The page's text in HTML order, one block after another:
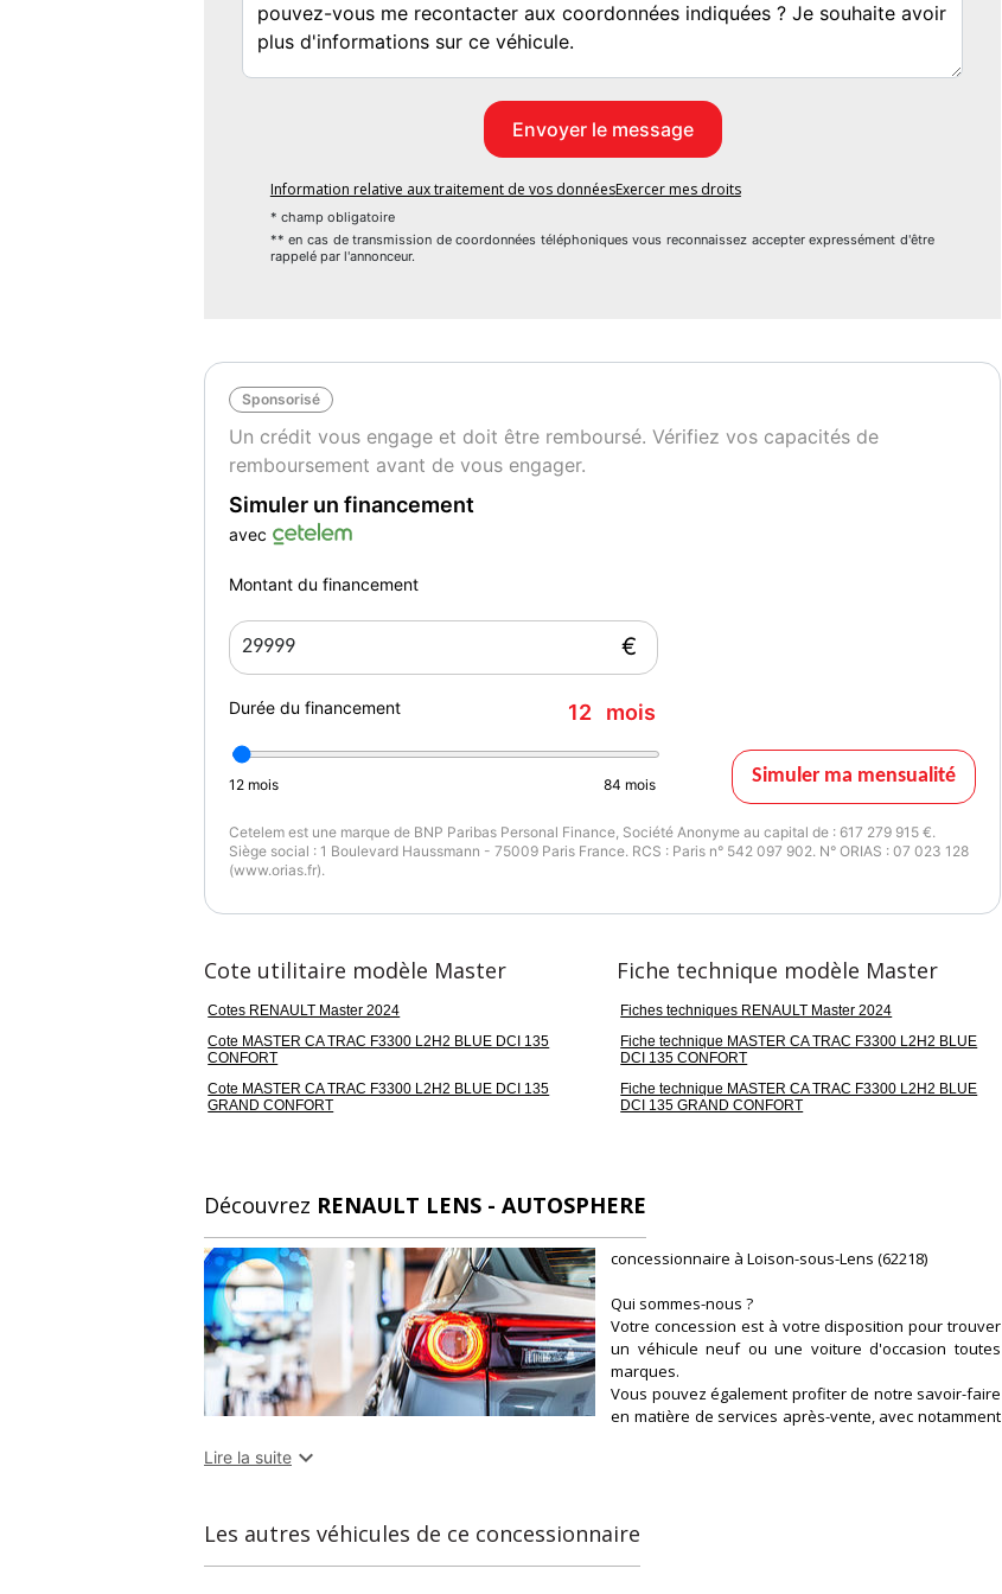
Blanc 2 2 mois
Information relative aux traitement de vos donnéesExercer mes droits
* champ obligatoire
** en cas de transmission de coordonnées téléphoniques vous reconnaissez accepter expressément d'être
rappelé par l'annonceur.
Sponsorisé
Un crédit vous engage et doit être remboursé. Vérifiez vos capacités de
remboursement avant de vous engager.
Simuler un financement
avec
Montant du financement
€
Durée du financement 12 mois
12 mois 84 mois Simuler ma mensualité
Cetelem est une marque de BNP Paribas Personal Finance, Société Anonyme au capital de : 617 279 915 €.
Siège social : 1 Boulevard Haussmann - 75009 Paris France. RCS : Paris n° 542 097 902. N° ORIAS : 07 023 128
(www.orias.fr).
Cote utilitaire modèle Master
Cotes RENAULT Master 2024
Cote MASTER CA TRAC F3300 L2H2 BLUE DCI 135
CONFORT
Cote MASTER CA TRAC F3300 L2H2 BLUE DCI 135
GRAND CONFORT
Fiche technique modèle Master
Fiches techniques RENAULT Master 2024
Fiche technique MASTER CA TRAC F3300 L2H2 BLUE
DCI 135 CONFORT
Fiche technique MASTER CA TRAC F3300 L2H2 BLUE
DCI 135 GRAND CONFORT
Découvrez RENAULT LENS - AUTOSPHERE
concessionnaire à Loison-sous-Lens (62218)
Qui sommes-nous ?
Votre concession est à votre disposition pour trouver
un véhicule neuf ou une voiture d'occasion toutes
marques.
Vous pouvez également profiter de notre savoir-faire
en matière de services après-vente, avec notamment
véhicules d'occasion.
reconnus parmi un réseau de 250 concessions, avec
Lire la suite 
Les autres véhicules de ce concessionnaire